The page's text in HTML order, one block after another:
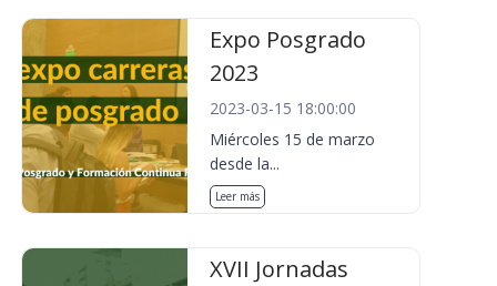
Expo Posgrado
2023
2023-03-15 18:00:00
Miércoles 15 de marzo
desde la...
Leer más
XVII Jornadas